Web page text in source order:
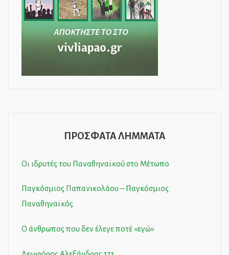
ΠΡΟΣΦΑΤΑ ΛΗΜΜΑΤΑ
Οι ιδρυτές του Παναθηναϊκού στο Μέτωπο
Παγκόσμιος Παπανικολάου – Παγκόσμιος
Παναθηναϊκός
Ο άνθρωπος που δεν έλεγε ποτέ «εγώ»